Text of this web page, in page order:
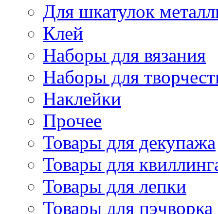
Для шкатулок
Клей
Наборы для вязания
Наборы для
Наклейки
Прочее
Товары для декупажа
Товары для
Товары для лепки
Товары для пэчворка